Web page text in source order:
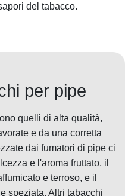
del tabacco.
per pipe
quelli di alta qualità,
e da una corretta
dai fumatori di pipe ci
e l'aroma fruttato, il
e terroso, e il
speziata. Altri tabacchi